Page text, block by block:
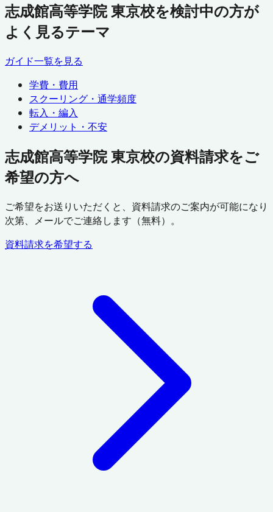
志成館高等学院 東京校を検討中の方が
よく見るテーマ
ガイド一覧を見る
学費・費用
スクーリング・通学頻度
転入・編入
デメリット・不安
志成館高等学院 東京校の資料請求をご
希望の方へ
ご希望をお送りいただくと、資料請求のご案内が可能になり
次第、メールでご連絡します（無料）。
資料請求を希望する